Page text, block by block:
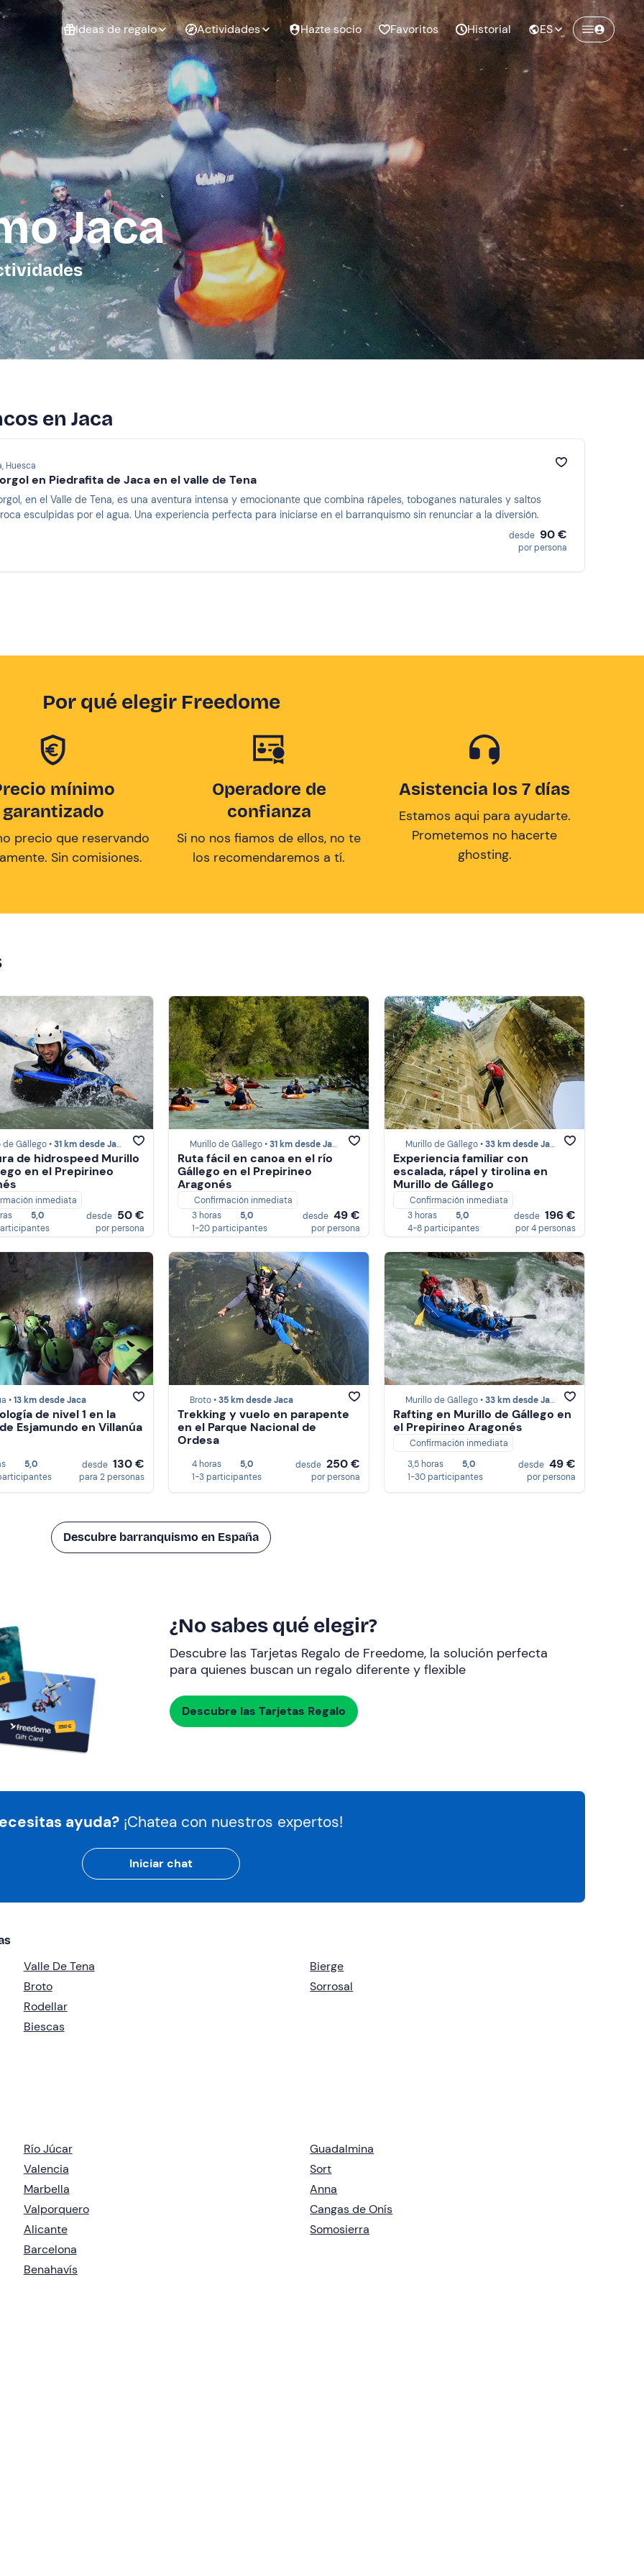
Ideas de regalo
que te
aire libre
tarjeta
Experiencias
para regalar
Experiencias
para regalar
en pareja
Regalo de
cumpleaños
Regalo de
graduación
Despedida de
soltero
Despedida de
soltera
Actividades Hazte socio Favoritos Historial ES
Jaca
en Jaca
Huesca
en Piedrafita de Jaca en el valle de Tena
en el Valle de Tena, es una aventura intensa y emocionante que combina rápeles, toboganes naturales y saltos
esculpidas por el agua. Una experiencia perfecta para iniciarse en el barranquismo sin renunciar a la diversión.
desde 90 €
por persona
Por qué elegir Freedome
mínimo
garantizado
precio que reservando
Sin comisiones.
Operadore de
confianza
Si no nos fiamos de ellos, no te
los recomendaremos a tí.
Asistencia los 7 días
Estamos aqui para ayudarte.
Prometemos no hacerte
ghosting.
Gállego •31 km desde Jaca
de hidrospeed Murillo
en el Prepirineo
inmediata
5,0
desde 50 €
por persona
Murillo de Gállego •31 km desde Jaca
Ruta fácil en canoa en el río
Gállego en el Prepirineo
Aragonés
Confirmación inmediata
3 horas
5,0
1-20 participantes
desde 49 €
por persona
Murillo de Gállego •33 km desde Jaca
Experiencia familiar con
escalada, rápel y tirolina en
Murillo de Gállego
Confirmación inmediata
3 horas
5,0
4-8 participantes
desde 196 €
por 4 personas
•13 km desde Jaca
de nivel 1 en la
Esjamundo en Villanúa
5,0
desde 130 €
para 2 personas
Broto •35 km desde Jaca
Trekking y vuelo en parapente
en el Parque Nacional de
Ordesa
4 horas
5,0
1-3 participantes
desde 250 €
por persona
Murillo de Gállego •33 km desde Jaca
Rafting en Murillo de Gállego en
el Prepirineo Aragonés
Confirmación inmediata
3,5 horas
5,0
1-30 participantes
desde 49 €
por persona
Descubre barranquismo en España
¿No sabes qué elegir?
Descubre las Tarjetas Regalo de Freedome, la solución perfecta
para quienes buscan un regalo diferente y flexible
Descubre las Tarjetas Regalo
ayuda? ¡Chatea con nuestros expertos!
Iniciar chat
Valle De Tena
Broto
Rodellar
Biescas
Bierge
Sorrosal
Río Júcar
Valencia
Marbella
Valporquero
Alicante
Barcelona
Benahavís
Guadalmina
Sort
Anna
Cangas de Onís
Somosierra